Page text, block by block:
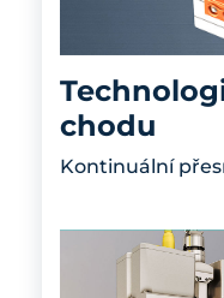
chodu
Kontinuální